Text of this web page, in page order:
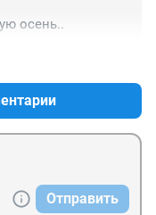
осень..
Отправить